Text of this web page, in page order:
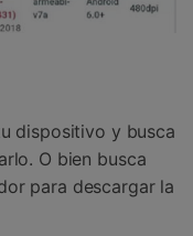
dispositivo y busca
O bien busca
para descargar la